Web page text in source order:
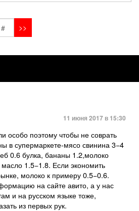
11 июня 2017 в 15:30
особо поэтому чтобы не соврать
в супермаркете-мясо свинина 3−4
0.6 булка, бананы 1.2,молоко
1.5−1.8. Если экономить
молоко к примеру 0.5−0.6.
на сайте авито, а у нас
и на русском языке тоже,
из первых рук.